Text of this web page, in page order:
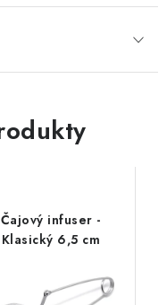
Čajový infuser -
Klasický 6,5 cm